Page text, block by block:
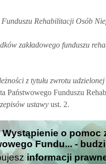
Rehabilitacji Osób
zakładowego funduszu
z tytułu zwrotu
Państwowego Funduszu
ustawy ust. 2.
Wystąpienie o pomoc
Fundu... -
informacji